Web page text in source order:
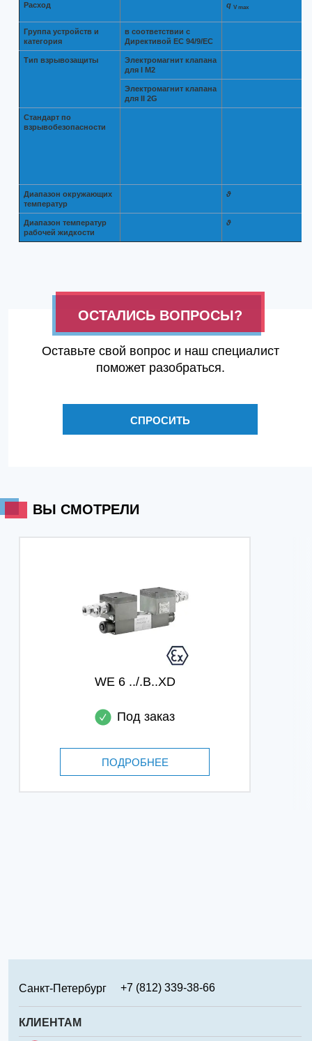
Расход q V max
Группа устройств и
категория
в соответствии с
Директивой ЕС 94/9/EС
Тип взрывозащиты
Электромагнит клапана
для I M2
Электромагнит клапана
для II 2G
Стандарт по
взрывобезопасности
Диапазон окружающих
температур
ϑ
Диапазон температур
рабочей жидкости
ϑ
ОСТАЛИСЬ ВОПРОСЫ?
Оставьте свой вопрос и наш специалист
поможет разобраться.
СПРОСИТЬ
ВЫ СМОТРЕЛИ
WE 6 ../.B..XD
Под заказ
ПОДРОБНЕЕ
Санкт-Петербург
+7 (812) 339-38-66
Москва
+7 (499) 346-65-02
КЛИЕНТАМ